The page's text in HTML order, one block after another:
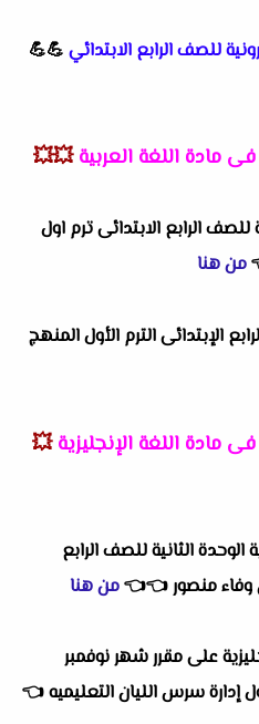
للصف الرابع الابتدائي 💪💪
فى مادة اللغة العربية 💥💥
للصف الرابع الابتدائى ترم اول
من هنا
الإبتدائى الترم الأول المنهج
فى مادة اللغة الإنجليزية 💥
الوحدة الثانية للصف الرابع
وفاء منصور👈
👈من هنا
على مقرر شهر نوفمبر
إدارة سرس الليان التعليميه👈